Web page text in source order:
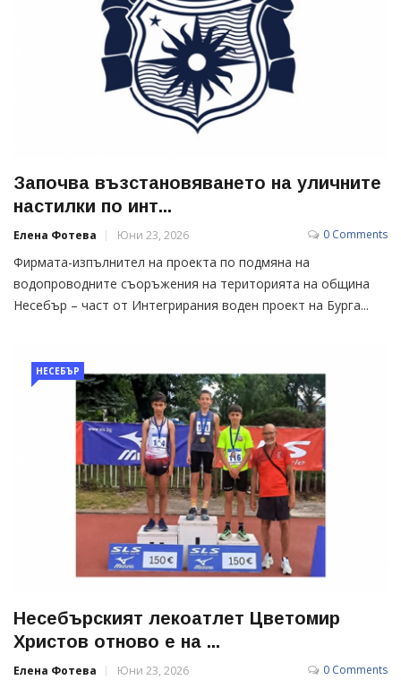
Започва възстановяването на уличните
настилки по инт...
Елена Фотева Юни 23, 2026 0 Comments
Фирмата-изпълнител на проекта по подмяна на
водопроводните съоръжения на територията на община
Несебър – част от Интегрирания воден проект на Бурга...
НЕСЕБЪР
Несебърският лекоатлет Цветомир
Христов отново е на ...
Елена Фотева Юни 23, 2026 0 Comments